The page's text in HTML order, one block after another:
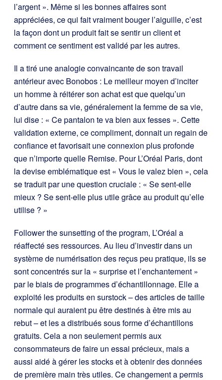
l’argent ». Même si les bonnes affaires sont
appréciées, ce qui fait vraiment bouger l’aiguille, c’est
la façon dont un produit fait se sentir un client et
comment ce sentiment est validé par les autres.
Il a tiré une analogie convaincante de son travail
antérieur avec Bonobos : Le meilleur moyen d’inciter
un homme à réitérer son achat est que quelqu’un
d’autre dans sa vie, généralement la femme de sa vie,
lui dise : « Ce pantalon te va bien aux fesses ». Cette
validation externe, ce compliment, donnait un regain de
confiance et favorisait une connexion plus profonde
que n’importe quelle Remise. Pour L’Oréal Paris, dont
la devise emblématique est « Vous le valez bien », cela
se traduit par une question cruciale : « Se sent-elle
mieux ? Se sent-elle plus utile grâce au produit qu’elle
utilise ? »
Follower the sunsetting of the program, L’Oréal a
réaffecté ses ressources. Au lieu d’investirdans un
système de numérisation des reçus peu pratique, ils se
sont concentrés sur la « surprise et l’enchantement »
par le biais de programmes d’échantillonnage. Elle a
exploité les produits en surstock – des articles de taille
normale qui auraient pu être destinés à être mis au
rebut – et les a distribués sous forme d’échantillons
gratuits. Cela a non seulement permis aux
consommateurs de faire un essai précieux, mais a
aussi aidé à gérer les stocks et à obtenir des données
de première main très utiles. Ce changement a permis